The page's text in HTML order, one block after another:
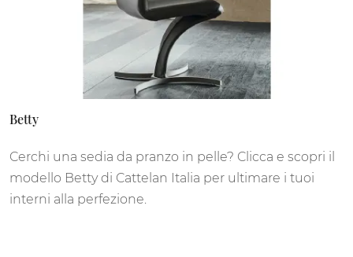
Betty
Cerchi una sedia da pranzo in pelle? Clicca e scopri il
modello Betty di Cattelan Italia per ultimare i tuoi
interni alla perfezione.